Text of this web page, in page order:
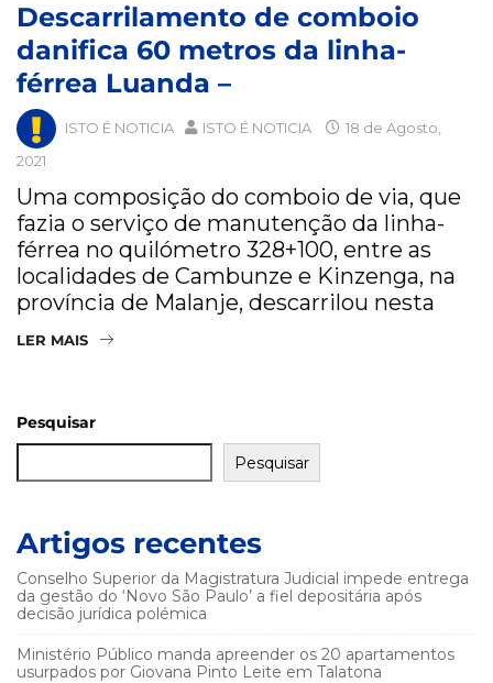
Descarrilamento de comboio
danifica 60 metros da linha-
férrea Luanda –
ISTO É NOTICIA ISTO É NOTICIA
18 de Agosto,
2021
Uma composição do comboio de via, que
fazia o serviço de manutenção da linha-
férrea no quilómetro 328+100, entre as
localidades de Cambunze e Kinzenga, na
província de Malanje, descarrilou nesta
LER MAIS
Pesquisar
Pesquisar
Artigos recentes
Conselho Superior da Magistratura Judicial impede entrega
da gestão do ‘Novo São Paulo’ a fiel depositária após
decisão jurídica polémica
Ministério Público manda apreender os 20 apartamentos
usurpados por Giovana Pinto Leite em Talatona